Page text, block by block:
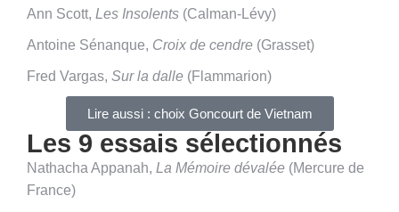
Ann Scott, Les Insolents (Calman-Lévy)
Antoine Sénanque, Croix de cendre (Grasset)
Fred Vargas, Sur la dalle (Flammarion)
Lire aussi : choix Goncourt de Vietnam
Les 9 essais sélectionnés
Nathacha Appanah, La Mémoire dévalée (Mercure de
France)